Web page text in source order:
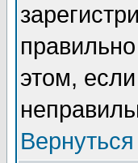
этом,